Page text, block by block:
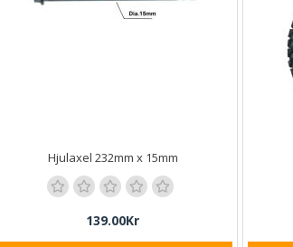
Hjulaxel 232mm x 15mm
139.00Kr